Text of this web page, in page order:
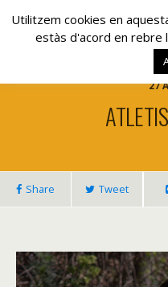
27
Share Tweet
Utilitzem cookies en
estàs d'acord en rebre